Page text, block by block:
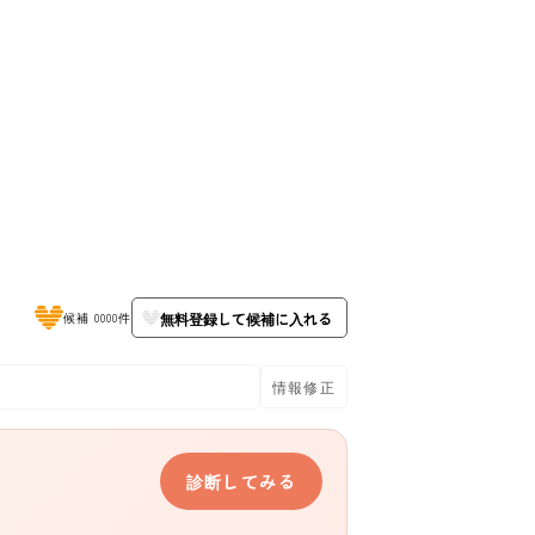
候補 0000件 無料登録して候補に入れる
情報修正
診断してみる